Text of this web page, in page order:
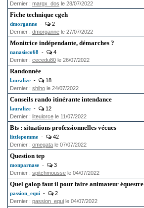
Dernier : margx_dos le 28/07/2022
Fiche technique cgeh
dmorganne -
2
Dernier : dmorganne le 27/07/2022
Monitrice indépendante, démarches ?
nanasisco68 -
4
Dernier : cecedu80 le 26/07/2022
Randonnée
lauralize -
18
Dernier : shiho le 24/07/2022
Conseils rando itinérante intendance
lauralize -
12
Dernier : liteulorce le 11/07/2022
Bts : situations professionnelles vécues
littlepomme -
42
Dernier : omegata le 07/07/2022
Question tep
monparnase -
3
Dernier : spitchmousse le 04/07/2022
Quel galop faut il pour faire animateur équestre
passion_equi -
2
Dernier : passion_equi le 04/07/2022